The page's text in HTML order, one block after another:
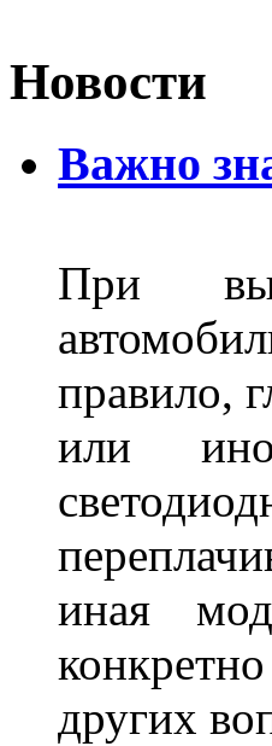
Новости
Важно
При
правило,
или
иная
других